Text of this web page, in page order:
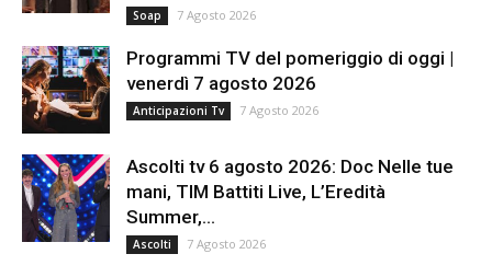
Soap 7 Agosto 2026
Programmi TV del pomeriggio di oggi |
venerdì 7 agosto 2026
Anticipazioni Tv 7 Agosto 2026
Ascolti tv 6 agosto 2026: Doc Nelle tue
mani, TIM Battiti Live, L’Eredità
Summer,...
Ascolti 7 Agosto 2026